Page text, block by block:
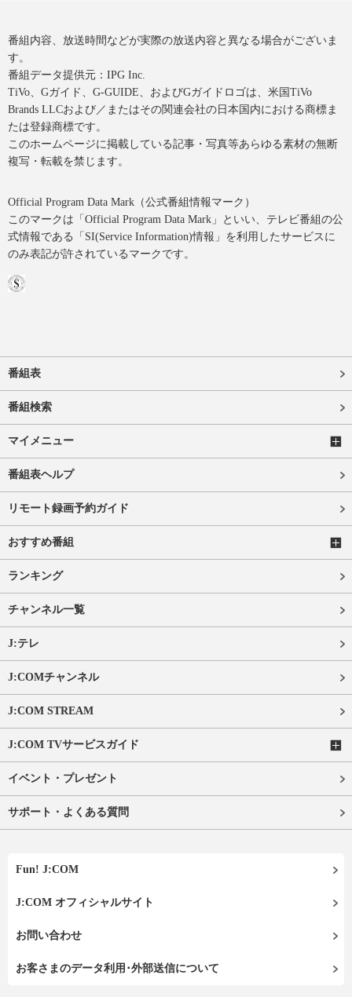
番組内容、放送時間などが実際の放送内容と異なる場合がございま
す。
番組データ提供元：IPG Inc.
TiVo、Gガイド、G-GUIDE、およびGガイドロゴは、米国TiVo
Brands LLCおよび／またはその関連会社の日本国内における商標ま
たは登録商標です。
このホームページに掲載している記事・写真等あらゆる素材の無断
複写・転載を禁じます。
Official Program Data Mark（公式番組情報マーク）
このマークは「Official Program Data Mark」といい、テレビ番組の公
式情報である「SI(Service Information)情報」を利用したサービスに
のみ表記が許されているマークです。
番組表
番組検索
マイメニュー
番組表ヘルプ
リモート録画予約ガイド
おすすめ番組
ランキング
チャンネル一覧
J:テレ
J:COMチャンネル
J:COM STREAM
J:COM TVサービスガイド
イベント・プレゼント
サポート・よくある質問
Fun! J:COM
J:COM オフィシャルサイト
お問い合わせ
お客さまのデータ利用･外部送信について